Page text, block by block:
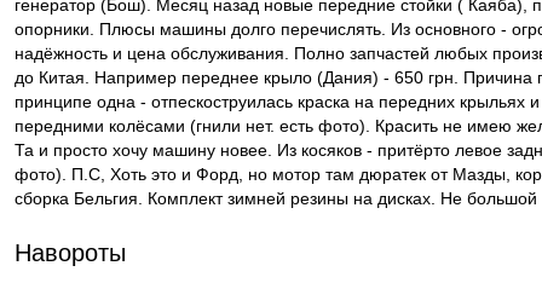
генератор (Бош). Месяц назад новые передние стойки ( Каяба),
опорники. Плюсы машины долго перечислять. Из основного -
надёжность и цена обслуживания. Полно запчастей любых
до Китая. Например переднее крыло (Дания) - 650 грн. Причина
принципе одна - отпескоструилась краска на передних крыльях и
передними колёсами (гнили нет. есть фото). Красить не имею
Та и просто хочу машину новее. Из косяков - притёрто левое
фото). П.С, Хоть это и Форд, но мотор там дюратек от Мазды,
сборка Бельгия. Комплект зимней резины на дисках. Не большой
Навороты